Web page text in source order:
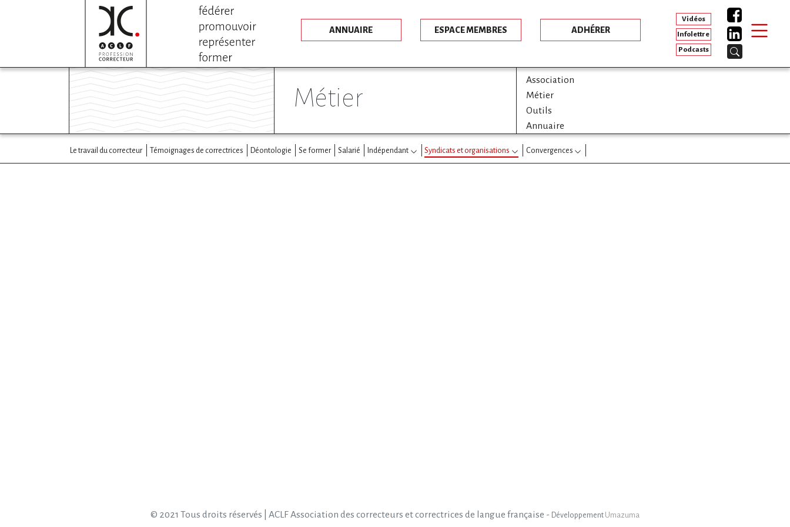
ANNUAIRE ESPACE MEMBRES ADHÉRER
Vidéos
Infolettre
Podcasts
métier
Association
Métier
Outils
Annuaire
Le travail du correcteur Témoignages de correctrices Déontologie Se former Salarié Indépendant Syndicats et organisations Convergences
© 2021 Tous droits réservés | ACLF Association des correcteurs et correctrices de langue française - Développement Umazuma